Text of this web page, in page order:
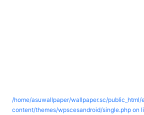
/home/asuwallpaper/wallpaper.sc/
content/themes/wpscesandroid/single.php on